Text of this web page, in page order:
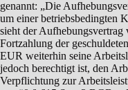
genannt: „Die
um einer betriebsbedingten
sieht der Aufhebungsvertrag
Fortzahlung der
EUR weiterhin seine
jedoch berechtigt ist, den
Verpflichtung zur